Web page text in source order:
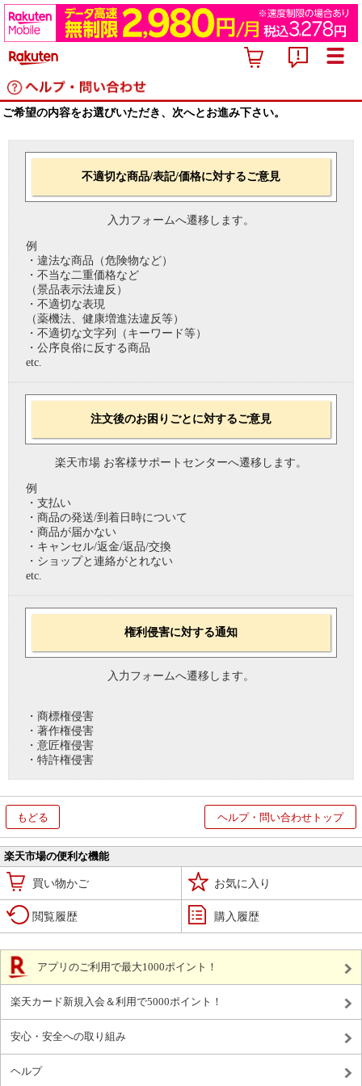
ご希望の内容をお選びいただき、次へとお進み下さい。
不適切な商品/表記/価格に対するご意見
入力フォームへ遷移します。
例
・違法な商品（危険物など）
・不当な二重価格など
（景品表示法違反）
・不適切な表現
（薬機法、健康増進法違反等）
・不適切な文字列（キーワード等）
・公序良俗に反する商品
etc.
注文後のお困りごとに対するご意見
楽天市場 お客様サポートセンターへ遷移します。
例
・支払い
・商品の発送/到着日時について
・商品が届かない
・キャンセル/返金/返品/交換
・ショップと連絡がとれない
etc.
権利侵害に対する通知
入力フォームへ遷移します。
・商標権侵害
・著作権侵害
・意匠権侵害
・特許権侵害
もどる ヘルプ・問い合わせトップ
楽天市場の便利な機能
買い物かご お気に入り
閲覧履歴 購入履歴
アプリのご利用で最大1000ポイント！
楽天カード新規入会＆利用で5000ポイント！
安心・安全への取り組み
ヘルプ